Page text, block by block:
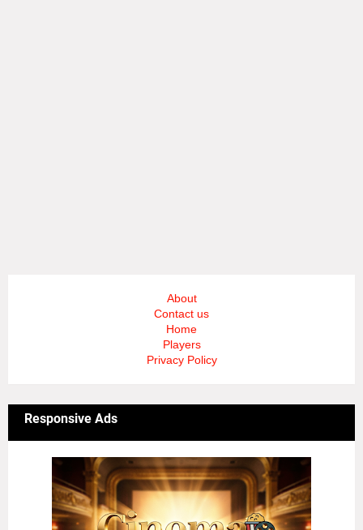
About
Contact us
Home
Players
Privacy Policy
Responsive Ads